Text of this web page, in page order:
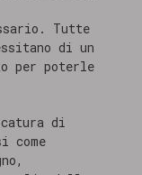
Tutte
di un
per poterle
di
come